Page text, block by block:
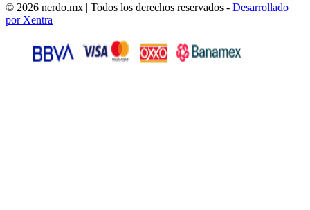
© 2026 nerdo.mx | Todos los derechos reservados - Desarrollado
por Xentra